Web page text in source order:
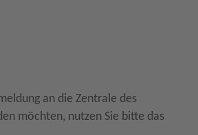
an die Zentrale des
möchten, nutzen Sie bitte das